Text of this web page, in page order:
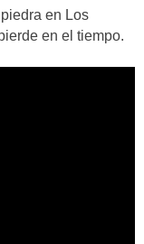
en Los
en el tiempo.